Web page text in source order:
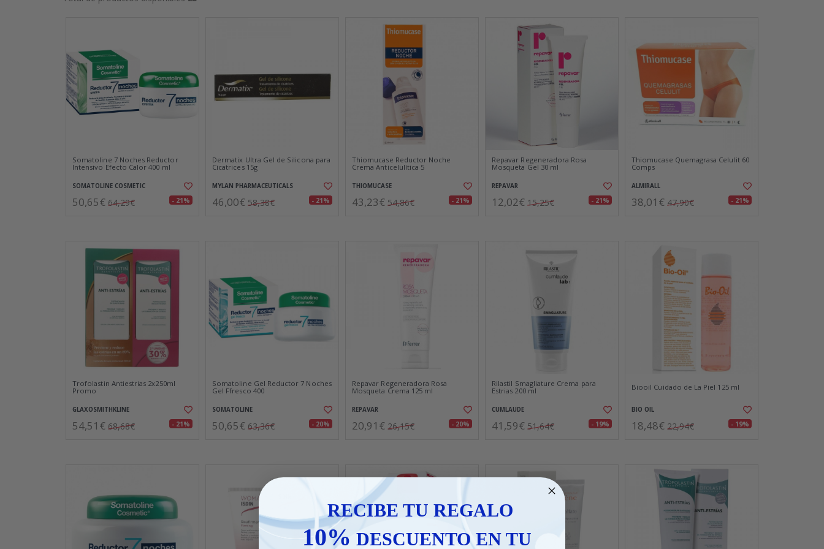
Somatoline 7 Noches Reductor
Intensivo Efecto Calor 400 ml
SOMATOLINE COSMETIC
50,65€ 64,29€ - 21%
Dermatix Ultra Gel de Silicona para
Cicatrices 15g
MYLAN PHARMACEUTICALS
46,00€ 58,38€ - 21%
Thiomucase Reductor Noche
Crema Anticelulítica 5
THIOMUCASE
43,23€ 54,86€ - 21%
Repavar Regeneradora Rosa
Mosqueta Gel 30 ml
REPAVAR
12,02€ 15,25€ - 21%
Thiomucase Quemagrasa Celulit 60
Comps
ALMIRALL
38,01€ 47,90€ - 21%
Trofolastin Antiestrias 2x250ml
Promo
GLAXOSMITHKLINE
54,51€ 68,68€ - 21%
Somatoline Gel Reductor 7 Noches
Gel Ffresco 400
SOMATOLINE
50,65€ 63,36€ - 20%
Repavar Regeneradora Rosa
Mosqueta Crema 125 ml
REPAVAR
20,91€ 26,15€ - 20%
Rilastil Smagliature Crema para
Estrias 200 ml
CUMLAUDE
41,59€ 51,64€ - 19%
Biooil Cuidado de La Piel 125 ml
BIO OIL
18,48€ 22,94€ - 19%
RECIBE TU REGALO
10% DESCUENTO EN TU